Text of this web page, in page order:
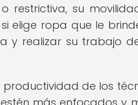
restrictiva, su
elige ropa que le
y realizar su trabajo
de los